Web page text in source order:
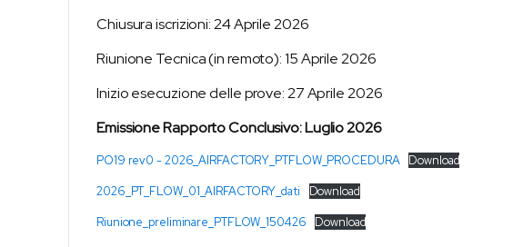
Chiusura iscrizioni: 24 Aprile 2026
Riunione Tecnica (in remoto): 15 Aprile 2026
Inizio esecuzione delle prove: 27 Aprile 2026
Emissione Rapporto Conclusivo: Luglio 2026
PO19 rev0 - 2026_AIRFACTORY_PTFLOW_PROCEDURA
Download
2026_PT_FLOW_01_AIRFACTORY_dati
Download
Riunione_preliminare_PTFLOW_150426
Download